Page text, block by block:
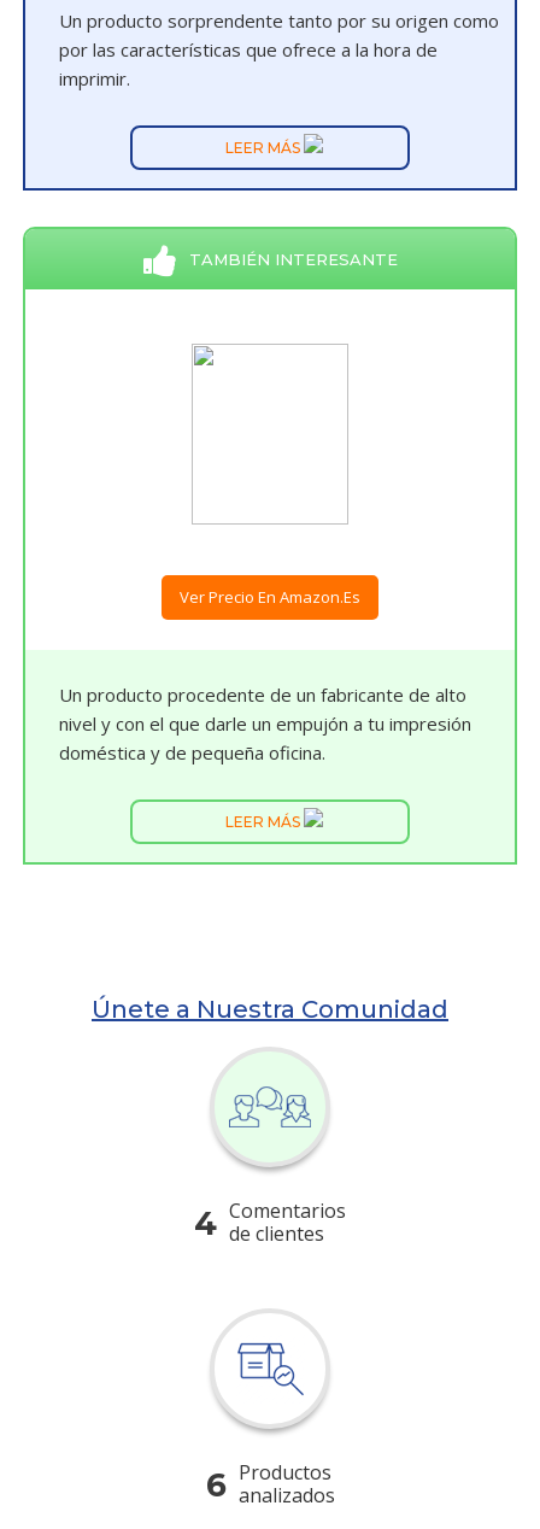
Un producto sorprendente tanto por su origen como
por las características que ofrece a la hora de
imprimir.
LEER MÁS
TAMBIÉN INTERESANTE
Ver Precio En Amazon.es
Un producto procedente de un fabricante de alto
nivel y con el que darle un empujón a tu impresión
doméstica y de pequeña oficina.
LEER MÁS
Únete a Nuestra Comunidad
4 Comentarios
de clientes
6 Productos
analizados